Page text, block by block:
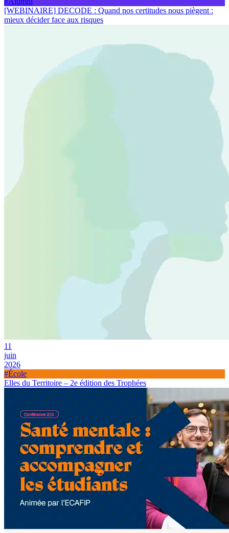
[WEBINAIRE] DECODE : Quand nos certitudes nous piègent :
mieux décider face aux risques
11
juin
2026
#École
Elles du Territoire – 2e édition des Trophées